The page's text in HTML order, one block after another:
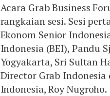
Acara Grab Business
rangkaian sesi. Sesi
Ekonom Senior
Indonesia (BEI), Pandu
Yogyakarta, Sri Sultan
Director Grab Indonesia
Indonesia, Roy Nugroho.